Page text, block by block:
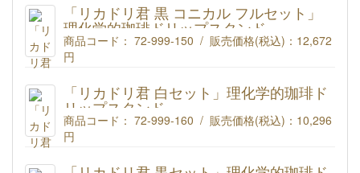
ニカル500mlフルセット
商品コード : 72-999-140
「リカドリ君 黒 コニカル フルセット」
理化学的珈琲ドリップスタンド
商品コード： 72-999-150 / 販売価格(税込)： 12,672
円
ニカル500mlフルセット
商品コード : 72-999-150
「リカドリ君 白セット」理化学的珈琲ド
リップスタンド
商品コード： 72-999-160 / 販売価格(税込)： 10,296
円
商品コード : 72-999-160